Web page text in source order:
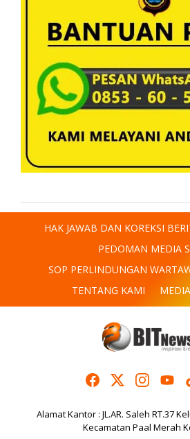
HAK JAWAB DAN KOREKSI
PEDOMAN MEDIA
SOP PERLINDUNGAN
TENTANG KAMI
Alamat Kantor : JL.AR. Saleh RT.37
Kecamatan Paal Merah